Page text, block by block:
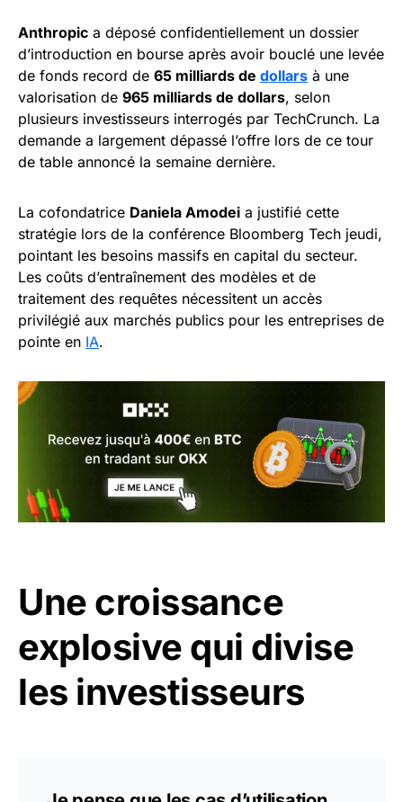
Anthropic a déposé confidentiellement un dossier
d’introduction en bourse après avoir bouclé une levée
de fonds record de 65 milliards de dollars à une
valorisation de 965 milliards de dollars, selon
plusieurs investisseurs interrogés par TechCrunch. La
demande a largement dépassé l’offre lors de ce tour
de table annoncé la semaine dernière.
La cofondatrice Daniela Amodei a justifié cette
stratégie lors de la conférence Bloomberg Tech jeudi,
pointant les besoins massifs en capital du secteur.
Les coûts d’entraînement des modèles et de
traitement des requêtes nécessitent un accès
privilégié aux marchés publics pour les entreprises de
pointe en IA.
Une croissance
explosive qui divise
les investisseurs